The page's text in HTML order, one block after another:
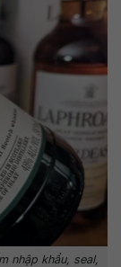
nhập khẩu, seal,